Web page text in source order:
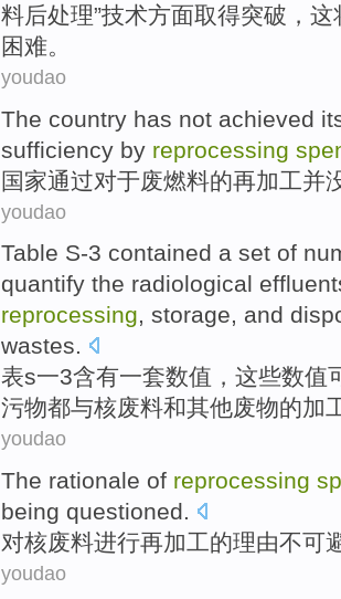
料后处理”技术方面取得突破， 这
困难。
youdao
The country has not achieved
sufficiency by reprocessing
国家通过对于废燃料的再加工并
youdao
Table S-3 contained a set of
quantify the radiological
reprocessing, storage, and
wastes.
表s一3含有一套数值 ， 这些数值
污物都与核废料和其他废物的加
youdao
The rationale of reprocessing
being questioned.
对核废料进行再加工的理由不可
youdao